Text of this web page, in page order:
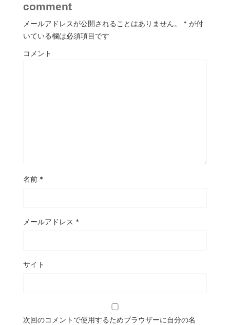
comment
メールアドレスが公開されることはありません。 * が付
いている欄は必須項目です
コメント
名前 *
メールアドレス *
サイト
次回のコメントで使用するためブラウザーに自分の名